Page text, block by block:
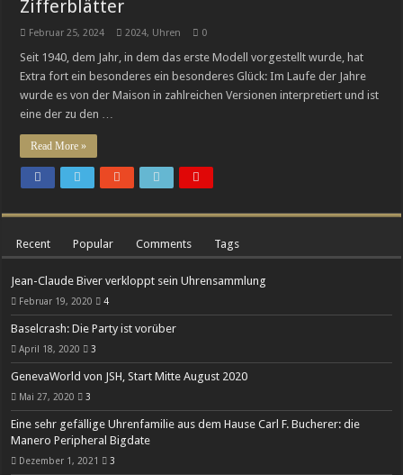
Breguets vergessene Kunst des Emaillierens
Zifferblätter
Februar 25, 2024 2024, Uhren 0
Seit 1940, dem Jahr, in dem das erste Modell vorgestellt wurde, hat
Extra fort ein besonderes ein besonderes Glück: Im Laufe der Jahre
wurde es von der Maison in zahlreichen Versionen interpretiert und ist
eine der zu den …
Read More »
Recent Popular Comments Tags
Jean-Claude Biver verkloppt sein Uhrensammlung
Februar 19, 2020 4
Baselcrash: Die Party ist vorüber
April 18, 2020 3
GenevaWorld von JSH, Start Mitte August 2020
Mai 27, 2020 3
Eine sehr gefällige Uhrenfamilie aus dem Hause Carl F. Bucherer: die
Manero Peripheral Bigdate
Dezember 1, 2021 3